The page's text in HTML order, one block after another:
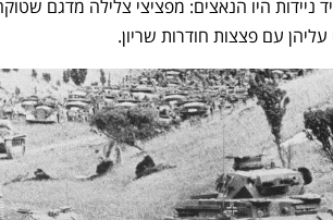
נפתח בכרטיסייה חדשה
נפתח בכרטיסייה חדשה
עליהן עם פצצות חודרות שריון.